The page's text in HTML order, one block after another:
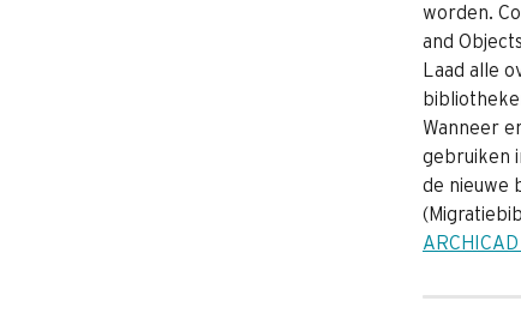
worden.
and
Laad alle
Wanneer
gebruiken
de nieuwe